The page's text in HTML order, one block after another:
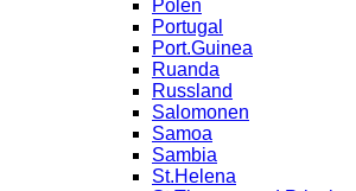
Polen
Portugal
Port.Guinea
Ruanda
Russland
Salomonen
Samoa
Sambia
St.Helena